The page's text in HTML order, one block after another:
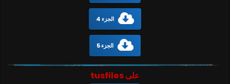
الجزء 4
الجزء 5
على tusfiles